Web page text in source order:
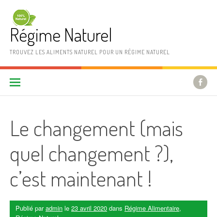
Régime Naturel
TROUVEZ LES ALIMENTS NATUREL POUR UN RÉGIME NATUREL
Le changement (mais
quel changement ?),
c’est maintenant !
Publié paradmin le 23 avril 2020 dans Régime Alimentaire,